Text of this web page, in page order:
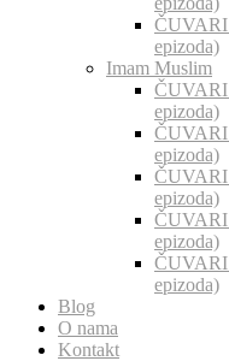
ČUVARI
epizoda)
Imam Muslim
ČUVARI
epizoda)
ČUVARI
epizoda)
ČUVARI
epizoda)
ČUVARI
epizoda)
ČUVARI
epizoda)
Blog
O nama
Kontakt